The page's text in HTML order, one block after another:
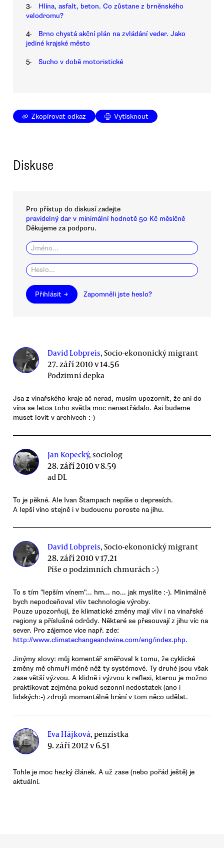
3.
Hlína, asfalt, beton. Co zůstane z brněnského
velodromu?
4.
Brno chystá akční plán na zvládání veder. Jako
jediné krajské město
5. Sucho v době motoristické
Zkopírovat odkaz Vytisknout
Diskuse
Pro přístup do diskusí zadejte
pravidelný dar v minimální hodnotě 50 Kč měsíčně
Děkujeme za podporu.
Přihlásit → Zapomněli jste heslo?
David Lobpreis, Socio-ekononický migrant
27. září 2010 v 14.56
Podzimní depka
Jsa z vinařského kraje ač nerad, musím upozornit, že ani do
vína se letos toho světla moc nenastřádalo. Asi budeme
muset lovit v archivech :-)
Jan Kopecký, sociolog
28. září 2010 v 8.59
ad DL
To je pěkné. Ale Ivan Štampach nepíše o depresích.
A lepší víno stejně i v budoucnu poroste na jihu.
David Lobpreis, Socio-ekononický migrant
28. září 2010 v 17.21
Píše o podzimních chmurách :-)
To s tím "lepším vínem"... hm... no... jak myslíte :-). Minimálně
bych nepodceňoval vliv technologie výroby.
Pouze upozorňuji, že klimatické změny mají vliv i na vinařské
regiony a příslušné odrůdy. Některé se přesouvají z jihu víc na
sever. Pro zájemce více např. zde:
http://www.climatechangeandwine.com/eng/index.php.
Jinýmy slovy: můj komentář směřoval k tomu, že cyklické
změny mě chmuří méně něž ty systémové. Ty druhé jsou však
zase větší výzvou. A klidně i výzvou k reflexi, kterou je možno
praktikovat zejména pokud sezonní nedostatek (ano i
lidských:-) zdrojů momantálně brání v tom něco udělat.
Eva Hájková, penzistka
9. září 2012 v 6.51
Tohle je moc hezký článek. A už zase (nebo pořád ještě) je
aktuální.